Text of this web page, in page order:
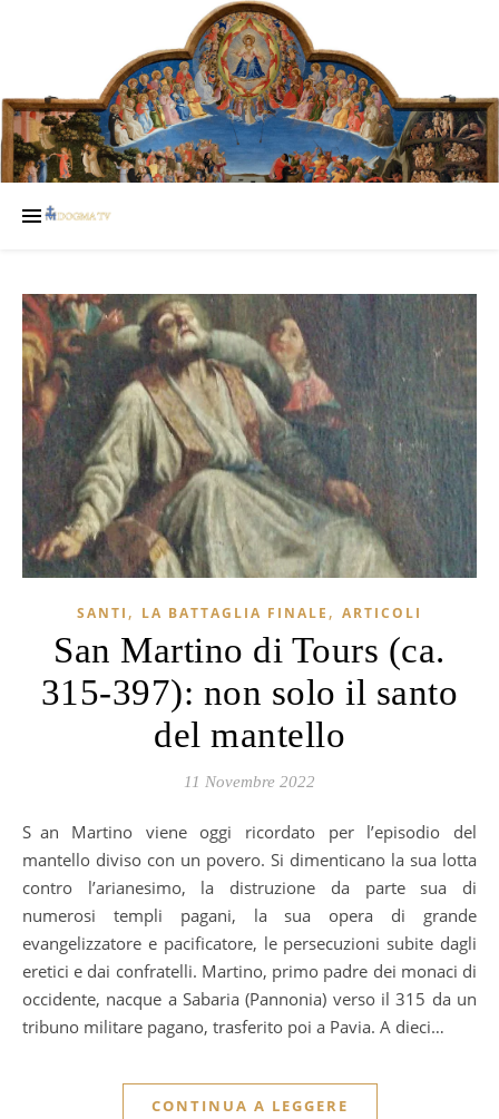
SANTI , LA BATTAGLIA FINALE , ARTICOLI
San Martino di Tours (ca.
315-397): non solo il santo
del mantello
11 Novembre 2022
San Martino viene oggi ricordato per l’episodio del
mantello diviso con un povero. Si dimenticano la sua lotta
contro l’arianesimo, la distruzione da parte sua di
numerosi templi pagani, la sua opera di grande
evangelizzatore e pacificatore, le persecuzioni subite dagli
eretici e dai confratelli. Martino, primo padre dei monaci di
occidente, nacque a Sabaria (Pannonia) verso il 315 da un
tribuno militare pagano, trasferito poi a Pavia. A dieci…
CONTINUA A LEGGERE